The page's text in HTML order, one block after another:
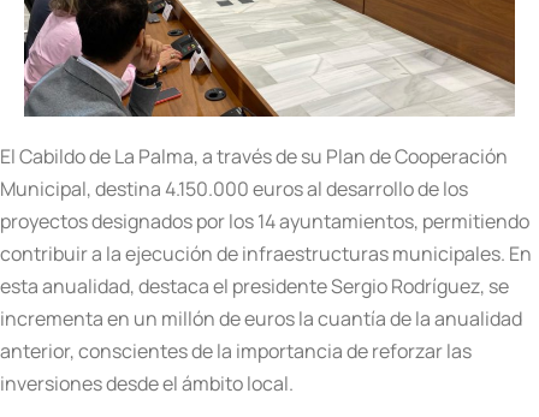
El Cabildo de La Palma, a través de su Plan de Cooperación
Municipal, destina 4.150.000 euros al desarrollo de los
proyectos designados por los 14 ayuntamientos, permitiendo
contribuir a la ejecución de infraestructuras municipales. En
esta anualidad, destaca el presidente Sergio Rodríguez, se
incrementa en un millón de euros la cuantía de la anualidad
anterior, conscientes de la importancia de reforzar las
inversiones desde el ámbito local.